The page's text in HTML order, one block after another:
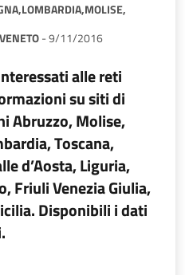
LOMBARDIA,MOLISE,
VENETO-9/11/2016
alle reti
su siti di
Abruzzo, Molise,
Toscana,
d’Aosta, Liguria,
Friuli Venezia Giulia,
Disponibili i dati